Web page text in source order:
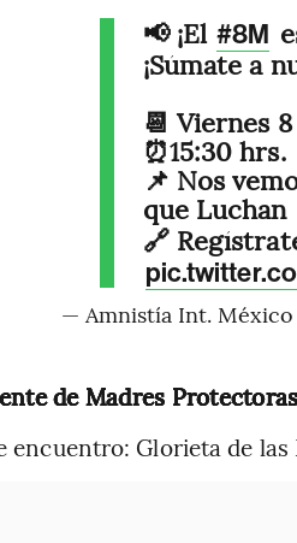
📢 ¡El #8M
¡Súmate a
📆 Viernes
⏰15:30 hrs.
📌 Nos
que Luchan
🔗
— Amnistía Int. México
de Madres
encuentro: Glorieta de las